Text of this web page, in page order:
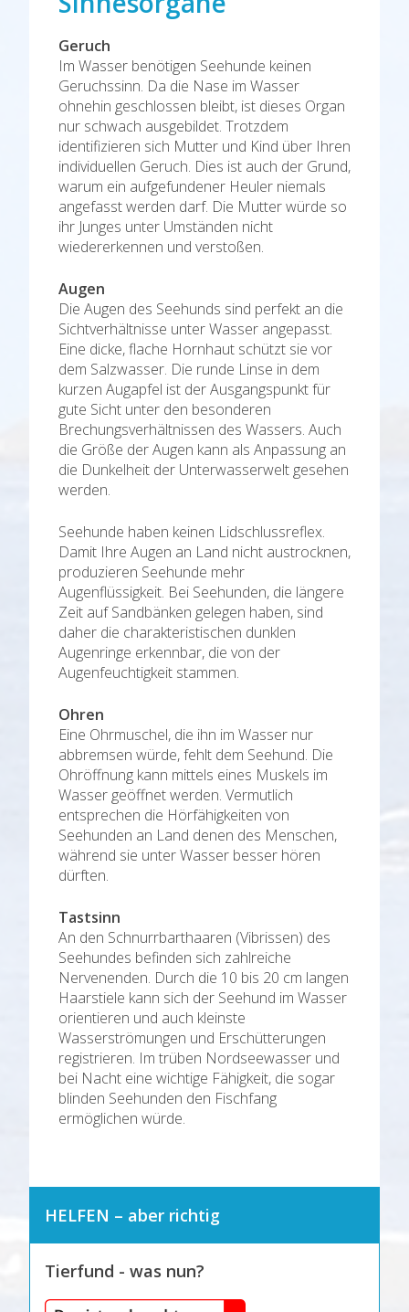
Geruch
Im Wasser benötigen Seehunde keinen
Geruchssinn. Da die Nase im Wasser
ohnehin geschlossen bleibt, ist dieses Organ
nur schwach ausgebildet. Trotzdem
identifizieren sich Mutter und Kind über Ihren
individuellen Geruch. Dies ist auch der Grund,
warum ein aufgefundener Heuler niemals
angefasst werden darf. Die Mutter würde so
ihr Junges unter Umständen nicht
wiedererkennen und verstoßen.
Augen
Die Augen des Seehunds sind perfekt an die
Sichtverhältnisse unter Wasser angepasst.
Eine dicke, flache Hornhaut schützt sie vor
dem Salzwasser. Die runde Linse in dem
kurzen Augapfel ist der Ausgangspunkt für
gute Sicht unter den besonderen
Brechungsverhältnissen des Wassers. Auch
die Größe der Augen kann als Anpassung an
die Dunkelheit der Unterwasserwelt gesehen
werden.
Seehunde haben keinen Lidschlussreflex.
Damit Ihre Augen an Land nicht austrocknen,
produzieren Seehunde mehr
Augenflüssigkeit. Bei Seehunden, die längere
Zeit auf Sandbänken gelegen haben, sind
daher die charakteristischen dunklen
Augenringe erkennbar, die von der
Augenfeuchtigkeit stammen.
Ohren
Eine Ohrmuschel, die ihn im Wasser nur
abbremsen würde, fehlt dem Seehund. Die
Ohröffnung kann mittels eines Muskels im
Wasser geöffnet werden. Vermutlich
entsprechen die Hörfähigkeiten von
Seehunden an Land denen des Menschen,
während sie unter Wasser besser hören
dürften.
Tastsinn
An den Schnurrbarthaaren (Vibrissen) des
Seehundes befinden sich zahlreiche
Nervenenden. Durch die 10 bis 20 cm langen
Haarstiele kann sich der Seehund im Wasser
orientieren und auch kleinste
Wasserströmungen und Erschütterungen
registrieren. Im trüben Nordseewasser und
bei Nacht eine wichtige Fähigkeit, die sogar
blinden Seehunden den Fischfang
ermöglichen würde.
HELFEN – aber richtig
Tierfund - was nun?